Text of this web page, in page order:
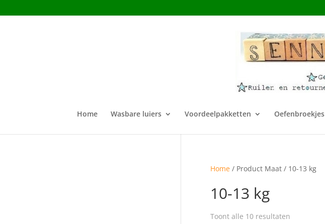
Home Wasbare luiers Voordeelpakketten Oefenbroekjes
Home/ Product Maat / 10-13 kg
10-13 kg
Toont alle 10 resultaten